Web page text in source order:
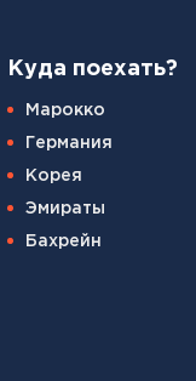
Куда поехать?
Марокко
Германия
Корея
Эмираты
Бахрейн